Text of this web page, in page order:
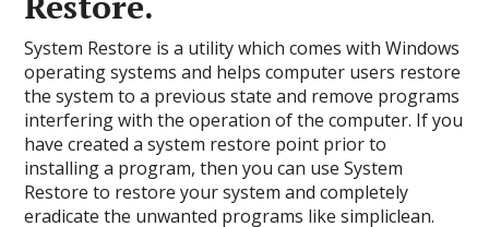
System Restore is a utility which comes with Windows
operating systems and helps computer users restore
the system to a previous state and remove programs
interfering with the operation of the computer. If you
have created a system restore point prior to
installing a program, then you can use System
Restore to restore your system and completely
eradicate the unwanted programs like simpliclean.